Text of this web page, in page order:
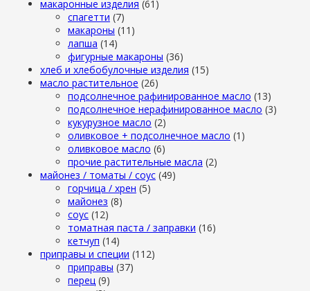
макаронные изделия (61)
cпагетти (7)
макароны (11)
лапша (14)
фигурные макароны (36)
хлеб и хлебобулочные изделия (15)
масло растительное (26)
подсолнечное рафинированное масло (13)
подсолнечное нерафинированное масло (3)
кукурузное масло (2)
оливковое + подсолнечное масло (1)
оливковое масло (6)
прочие растительные масла (2)
майонез / томаты / соус (49)
горчица / хрен (5)
майонез (8)
соус (12)
томатная паста / заправки (16)
кетчуп (14)
приправы и специи (112)
приправы (37)
перец (9)